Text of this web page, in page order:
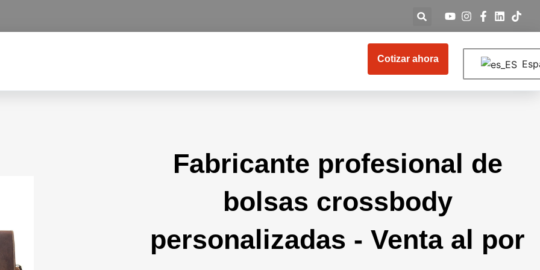
Cotizar ahora
Fabricante profesional de
bolsas crossbody
personalizadas - Venta al por